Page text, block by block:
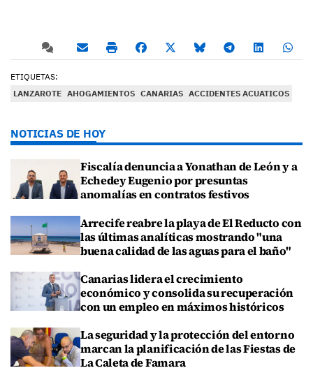
ETIQUETAS:
LANZAROTE AHOGAMIENTOS CANARIAS ACCIDENTES ACUATICOS
NOTICIAS DE HOY
Fiscalía denuncia a Yonathan de León y a
Echedey Eugenio por presuntas
anomalías en contratos festivos
Arrecife reabre la playa de El Reducto con
las últimas analíticas mostrando "una
buena calidad de las aguas para el baño"
Canarias lidera el crecimiento
económico y consolida su recuperación
con un empleo en máximos históricos
La seguridad y la protección del entorno
marcan la planificación de las Fiestas de
La Caleta de Famara